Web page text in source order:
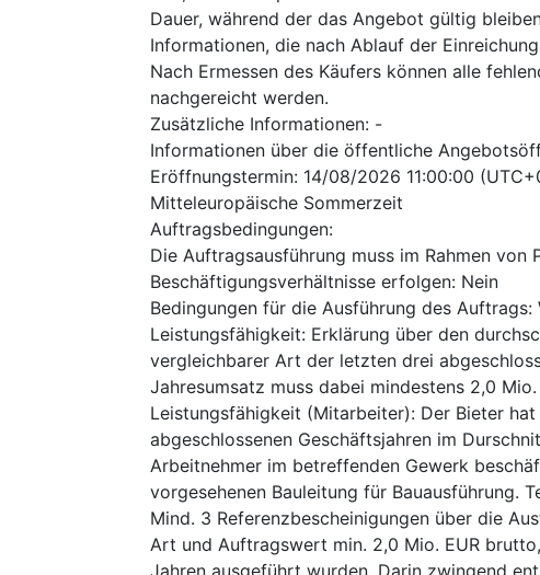
Dauer, während der das Angebot gültig
Informationen, die nach Ablauf der
Nach Ermessen des Käufers können alle
nachgereicht werden.
Zusätzliche Informationen: -
Informationen über die öffentliche
Eröffnungstermin: 14/08/2026 11:00:00
Mitteleuropäische Sommerzeit
Auftragsbedingungen:
Die Auftragsausführung muss im Rahmen von
Beschäftigungsverhältnisse erfolgen: Nein
Bedingungen für die Ausführung des Auftrags:
Leistungsfähigkeit: Erklärung über den
vergleichbarer Art der letzten drei
Jahresumsatz muss dabei mindestens 2,0
Leistungsfähigkeit (Mitarbeiter): Der Bieter
abgeschlossenen Geschäftsjahren im
Arbeitnehmer im betreffenden Gewerk
vorgesehenen Bauleitung für Bauausführung.
Mind. 3 Referenzbescheinigungen über die
Art und Auftragswert min. 2,0 Mio. EUR
Jahren ausgeführt wurden. Darin zwingend